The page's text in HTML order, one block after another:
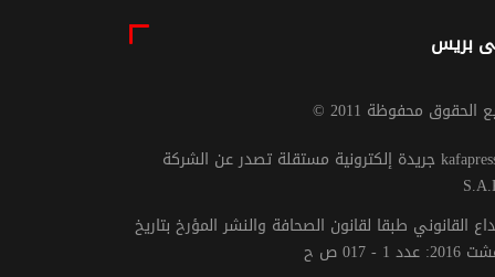
بريس
الحقوق محفوظة 2011
جريدة إلكترونية مستقلة تصدر عن الشركة kafapresse -
القانوني طبقا لقانون الصحافة والنشر المؤرخ بتاريخ